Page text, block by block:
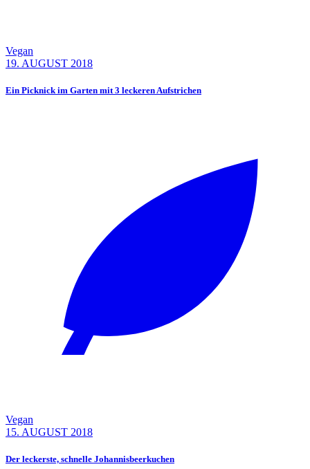
Vegan
19. AUGUST 2018
Ein Picknick im Garten mit 3 leckeren Aufstrichen
Vegan
15. AUGUST 2018
Der leckerste, schnelle Johannisbeerkuchen